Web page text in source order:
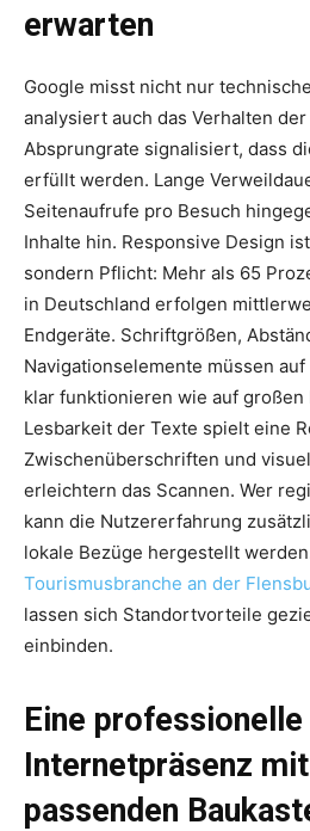
erwarten
Google misst nicht nur
analysiert auch das Verhalten
Absprungrate signalisiert, dass
erfüllt werden. Lange
Seitenaufrufe pro Besuch
Inhalte hin. Responsive Design
sondern Pflicht: Mehr als 65
in Deutschland erfolgen
Endgeräte. Schriftgrößen,
Navigationselemente müssen
klar funktionieren wie auf
Lesbarkeit der Texte spielt eine
Zwischenüberschriften und
erleichtern das Scannen. Wer
kann die Nutzererfahrung
lokale Bezüge hergestellt
Tourismusbranche an der
lassen sich Standortvorteile
einbinden.
Eine professionelle
Internetpräsenz
passenden